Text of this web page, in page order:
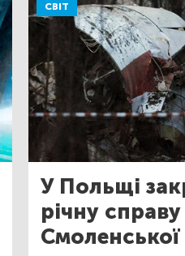
СВІТ
У Польщі
річну